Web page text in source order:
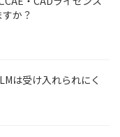
か？
は受け入れられにく